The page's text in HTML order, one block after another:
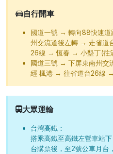
自行開車
國道一號 → 轉向88快速
州交流道後左轉 → 走省
26線 → 恆春 → 小墾丁(往
國道三號 → 下屏東南州
經 楓港 → 往省道台26線
大眾運輸
台灣高鐵：
搭乘高鐵至高鐵左營車站
台購票後，至2號公車月台